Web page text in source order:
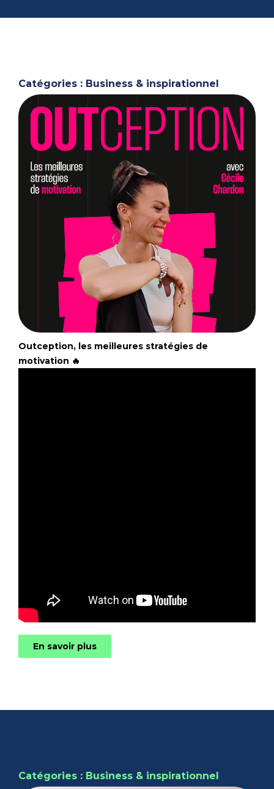
Catégories : Business & inspirationnel
Outception, les meilleures stratégies de
motivation 🔥
En savoir plus
Catégories : Business & inspirationnel